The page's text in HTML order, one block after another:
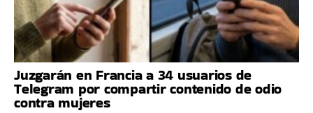
Juzgarán en Francia a 34 usuarios de
Telegram por compartir contenido de odio
contra mujeres